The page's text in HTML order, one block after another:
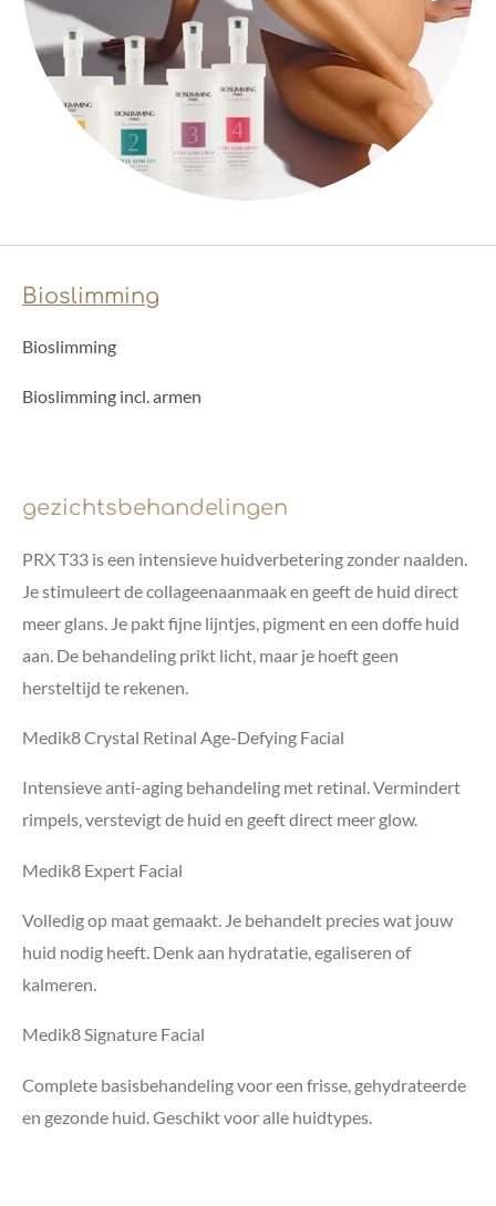
Bioslimming
Bioslimming
Bioslimming incl. armen
gezichtsbehandelingen
PRX T33 is een intensieve huidverbetering zonder naalden.
Je stimuleert de collageenaanmaak en geeft de huid direct
meer glans. Je pakt fijne lijntjes, pigment en een doffe huid
aan. De behandeling prikt licht, maar je hoeft geen
hersteltijd te rekenen.
Medik8 Crystal Retinal Age-Defying Facial
Intensieve anti-aging behandeling met retinal. Vermindert
rimpels, verstevigt de huid en geeft direct meer glow.
Medik8 Expert Facial
Volledig op maat gemaakt. Je behandelt precies wat jouw
huid nodig heeft. Denk aan hydratatie, egaliseren of
kalmeren.
Medik8 Signature Facial
Complete basisbehandeling voor een frisse, gehydrateerde
en gezonde huid. Geschikt voor alle huidtypes.